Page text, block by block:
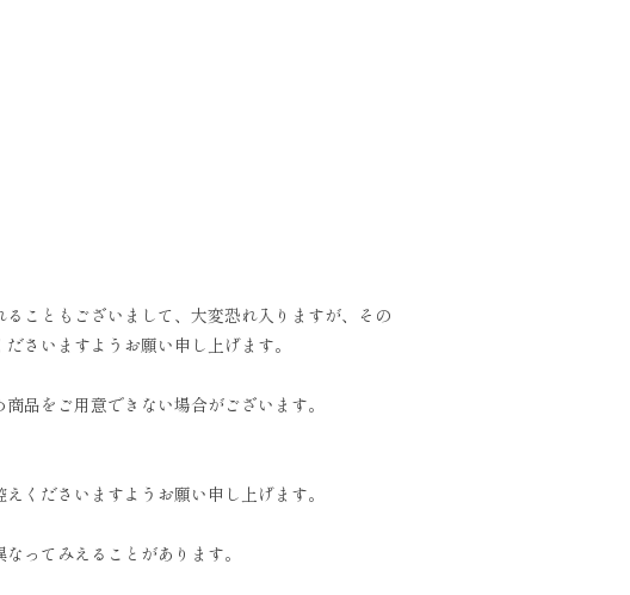
こともございまして、大変恐れ入りますが、その
さいますようお願い申し上げます。
品をご用意できない場合がございます。
くださいますようお願い申し上げます。
ってみえることがあります。